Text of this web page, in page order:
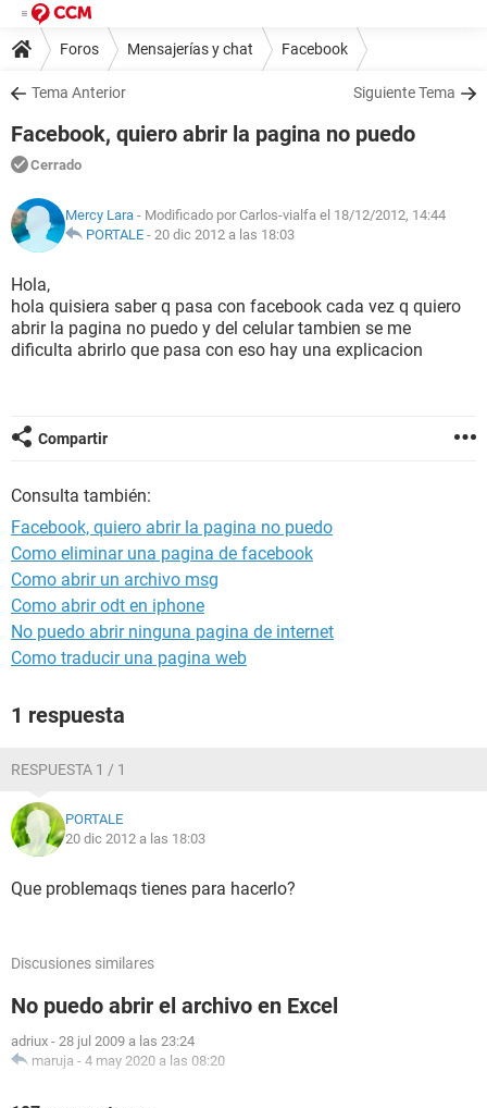
Foros Mensajerías y chat Facebook
Tema Anterior Siguiente Tema
Facebook, quiero abrir la pagina no puedo
Cerrado
Mercy Lara - Modificado por Carlos-vialfa el 18/12/2012, 14:44
PORTALE - 20 dic 2012 a las 18:03
Hola,
hola quisiera saber q pasa con facebook cada vez q quiero
abrir la pagina no puedo y del celular tambien se me
dificulta abrirlo que pasa con eso hay una explicacion
Compartir
Consulta también:
Facebook, quiero abrir la pagina no puedo
Como eliminar una pagina de facebook
Como abrir un archivo msg
Como abrir odt en iphone
No puedo abrir ninguna pagina de internet
Como traducir una pagina web
1 respuesta
RESPUESTA 1 / 1
PORTALE
20 dic 2012 a las 18:03
Que problemaqs tienes para hacerlo?
Discusiones similares
No puedo abrir el archivo en Excel
adriux - 28 jul 2009 a las 23:24
maruja - 4 may 2020 a las 08:20